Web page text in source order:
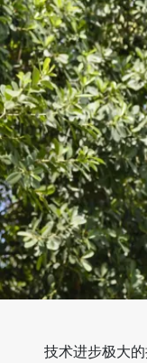
技术进步极大